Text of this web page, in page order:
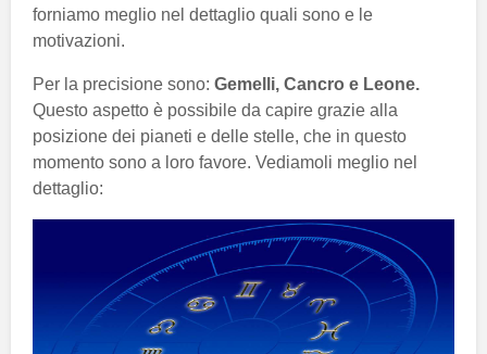
forniamo meglio nel dettaglio quali sono e le
motivazioni.
Per la precisione sono: Gemelli, Cancro e Leone.
Questo aspetto è possibile da capire grazie alla
posizione dei pianeti e delle stelle, che in questo
momento sono a loro favore. Vediamoli meglio nel
dettaglio: